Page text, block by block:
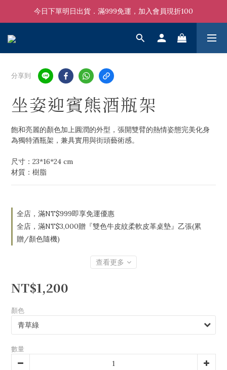
今日下單明日出貨．滿999免運，加入會員現折100
分享到
坐姿迎賓熊酒瓶架
飽和亮麗的顏色加上圓潤的外型，張開雙臂的熱情姿態完美化身
為獨特酒瓶架，兼具實用與街頭藝術感。
尺寸：23*16*24 cm
材質：樹脂
全店，滿NT$999即享免運優惠
全店，滿NT$3,000贈『雙色牛皮紋柔軟皮革桌墊』乙張(累
贈/顏色隨機)
查看更多
NT$1,200
顏色
數量